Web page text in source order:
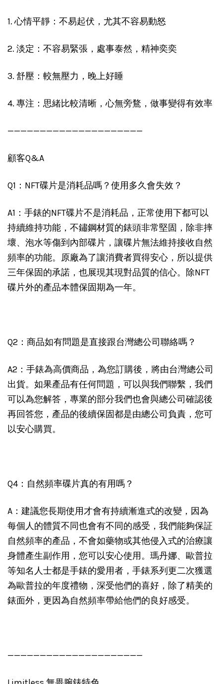
1. 心情平靜：不易起伏，尤其不容易動怒
2. 淡定：不容易緊張，處事泰然，精神奕奕
3. 舒壓：較無壓力，晚上好睡
4. 專注：思緒比較清晰，心無旁鶩，做事變得有效率
—————————————————————
顧客Q&A
Q1：NFT碟片是消耗品嗎？使用多久會失效？
A1：手錶的NFT碟片不是消耗品，正常使用下都可以
持續維持功能，不鏽鋼材質的錶頭非常堅固，除非摔
壞、泡水等傷到內部碟片，讓碟片無法維持接收自然
頻率的功能。原廠為了讓消費者買得安心，所以提供
三年保固的承諾，也展現其現對品質的信心。除NFT
碟片外的產品本體保固期為一年。
Q2：商品如有問題是直接跟台灣總公司聯絡嗎？
A2：手錶為高價商品，為您訂購後，將由台灣總公司
出貨。如果產品有任何問題，可以與我們聯繫，我們
可以為您解答，專業的部分我們也會與總公司確認後
再回答您，產品的後續保固都是由總公司負責，您可
以安心購買。
Q4：自然頻率碟片真的有用嗎？
A：建議您長期使用才會有持續漸進式的改變，因為
每個人的體質不同也會有不同的感受，我們能夠保証
自然頻率的產品，不會如藥物或其他侵入式的治療讓
身體產生副作用，您可以安心使用。瑪丹娜、歐普拉
等知名人士都是手錶的愛用者，手錶系列更二次獲選
為歐普拉的年度禮物，深受他們的喜好，除了精美的
錶面外，更因為自然頻率帶給他們的良好感受。
—————————————————————